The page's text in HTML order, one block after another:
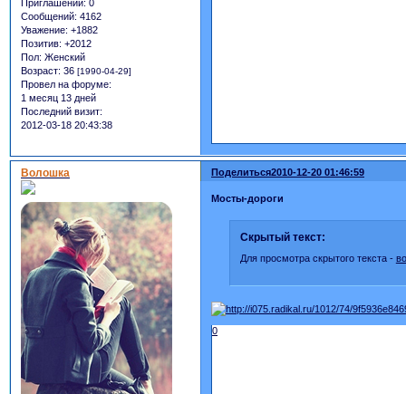
Приглашений: 0
Сообщений: 4162
Уважение: +1882
Позитив: +2012
Пол: Женский
Возраст: 36 [1990-04-29]
Провел на форуме:
1 месяц 13 дней
Последний визит:
2012-03-18 20:43:38
Поделиться2010-12-20 01:46:59
Волошка
Мосты-дороги
Скрытый текст:
Для просмотра скрытого текста -
0